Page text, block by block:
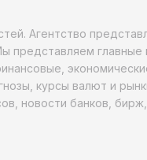
Агентство
представляем главные
курсы валют и
новости банков,